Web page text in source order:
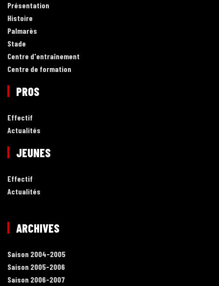
Présentation
Histoire
Palmarès
Stade
Centre d'entraînement
Centre de formation
PROS
Effectif
Actualités
JEUNES
Effectif
Actualités
ARCHIVES
Saison 2004-2005
Saison 2005-2006
Saison 2006-2007